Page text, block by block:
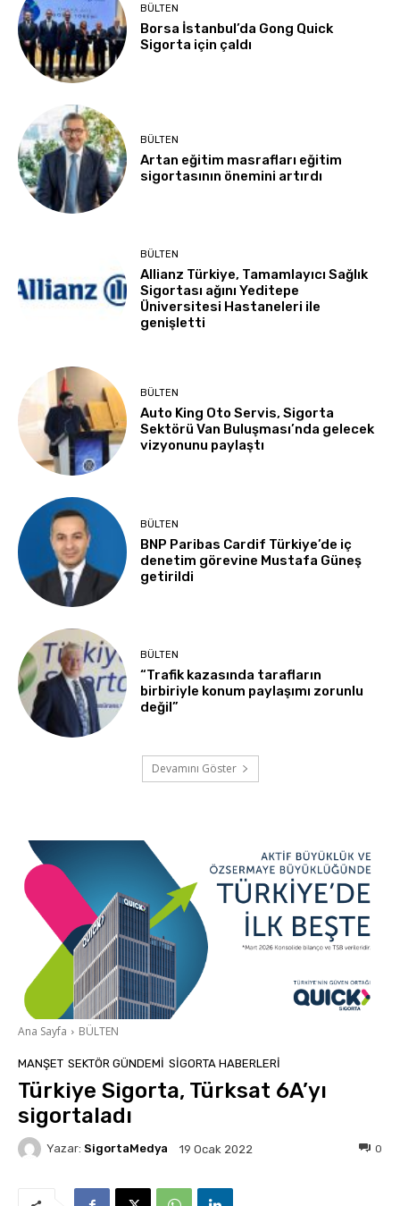
BÜLTEN
Borsa İstanbul’da Gong Quick
Sigorta için çaldı
BÜLTEN
Artan eğitim masrafları eğitim
sigortasının önemini artırdı
BÜLTEN
Allianz Türkiye, Tamamlayıcı Sağlık
Sigortası ağını Yeditepe
Üniversitesi Hastaneleri ile
genişletti
BÜLTEN
Auto King Oto Servis, Sigorta
Sektörü Van Buluşması’nda gelecek
vizyonunu paylaştı
BÜLTEN
BNP Paribas Cardif Türkiye’de iç
denetim görevine Mustafa Güneş
getirildi
BÜLTEN
“Trafik kazasında tarafların
birbiriyle konum paylaşımı zorunlu
değil”
Devamını Göster